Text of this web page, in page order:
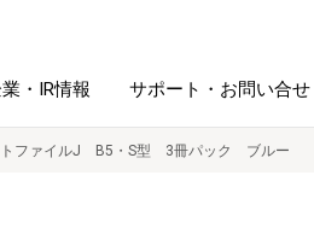
・IR情報 サポート・お問い合せ
トファイルJ B5・S型 3冊パック ブルー